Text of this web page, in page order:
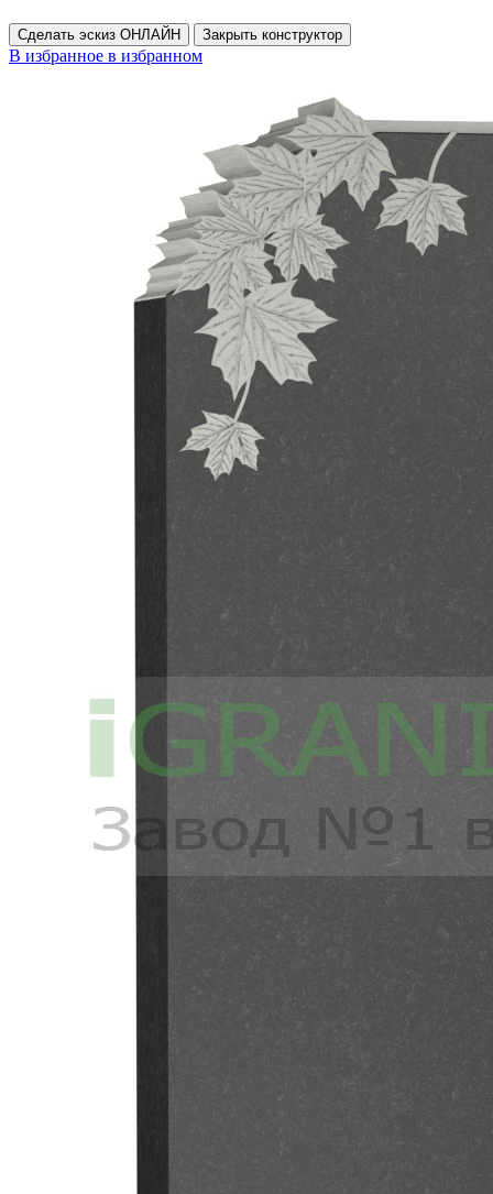
Сделать эскиз ОНЛАЙН Закрыть конструктор
В избранное в избранном